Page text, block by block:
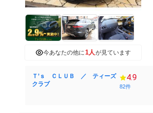
今あなたの他に1人が見ています
Ｔ’ｓ ＣＬＵＢ ／ ティーズ
クラブ
4.9
82件